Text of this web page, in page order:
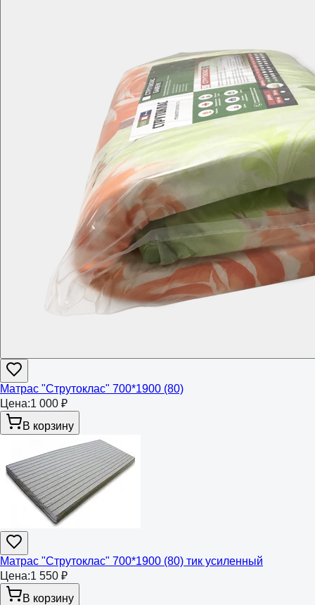
Матрас "Струтоклас" 700*1900 (80)
Цена:1 000 ₽
В корзину
Матрас "Струтоклас" 700*1900 (80) тик усиленный
Цена:1 550 ₽
В корзину